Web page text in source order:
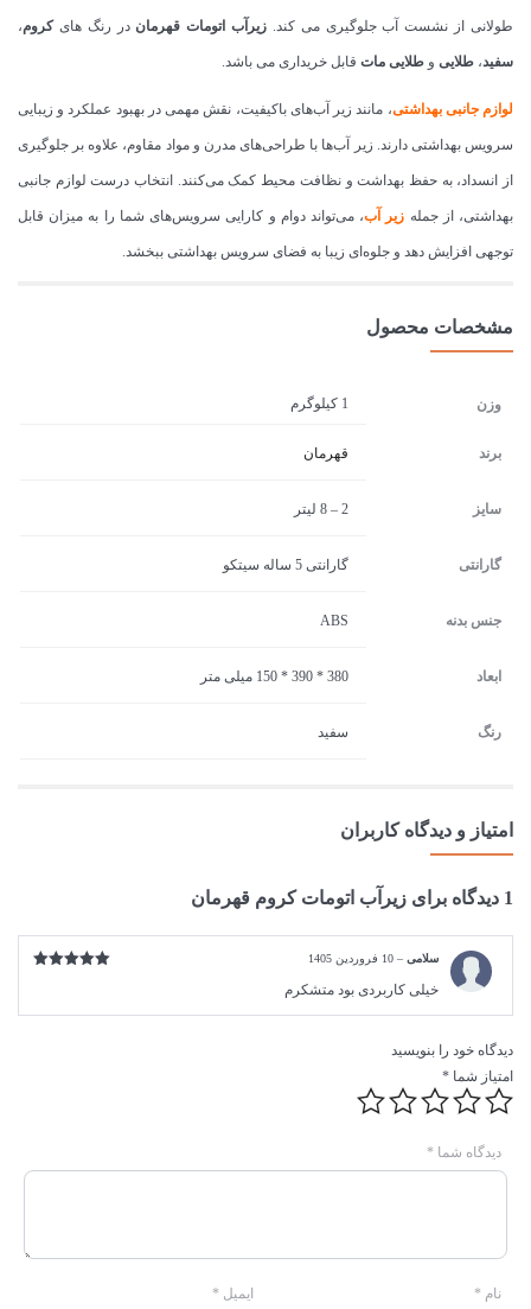
طولانی از نشست آب جلوگیری می کند. زیرآب اتومات قهرماندر رنگ هایکروم،
سفید، طلایی و طلایی مات قابل خریداری می باشد.
لوازم جانبی بهداشتی، مانند زیر آب‌های باکیفیت، نقش مهمی در بهبود عملکرد و زیبایی
سرویس بهداشتی دارند. زیر آب‌ها با طراحی‌های مدرن و مواد مقاوم، علاوه بر جلوگیری
از انسداد، به حفظ بهداشت و نظافت محیط کمک می‌کنند. انتخاب درست لوازم جانبی
بهداشتی، از جمله زیر آب، می‌تواند دوام و کارایی سرویس‌های شما را به میزان قابل
توجهی افزایش دهد و جلوه‌ای زیبا به فضای سرویس بهداشتی ببخشد.
مشخصات محصول
وزن 1 کیلوگرم
برند قهرمان
سایز 2 – 8 لیتر
گارانتی گارانتی 5 ساله سیتکو
جنس بدنه ABS
ابعاد 380 * 390 * 150 میلی متر
رنگ سفید
امتیاز و دیدگاه کاربران
1 دیدگاه برای زیرآب اتومات کروم قهرمان
سلامی – 10 فروردین 1405
خیلی کاربردی بود متشکرم
دیدگاه خود را بنویسید
امتیاز شما *
دیدگاه شما *
نام * ایمیل *